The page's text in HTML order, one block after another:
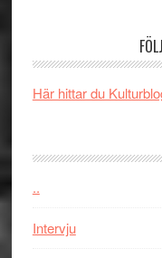
Här hittar du
..
Intervju